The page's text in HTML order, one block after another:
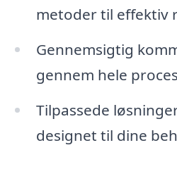
metoder til effektiv
Gennemsigtig
gennem hele
Tilpassede
designet til dine